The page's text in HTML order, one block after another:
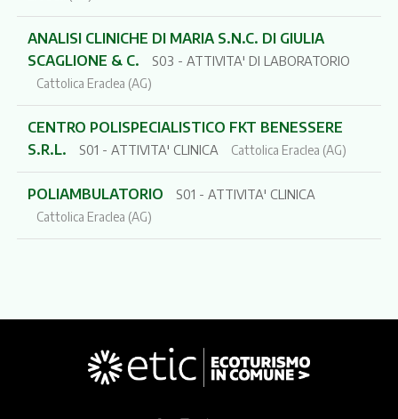
ANALISI CLINICHE DI MARIA S.N.C. DI GIULIA
SCAGLIONE & C.
S03 - ATTIVITA' DI LABORATORIO
Cattolica Eraclea (AG)
CENTRO POLISPECIALISTICO FKT BENESSERE
S.R.L.
S01 - ATTIVITA' CLINICA Cattolica Eraclea (AG)
POLIAMBULATORIO S01 - ATTIVITA' CLINICA
Cattolica Eraclea (AG)